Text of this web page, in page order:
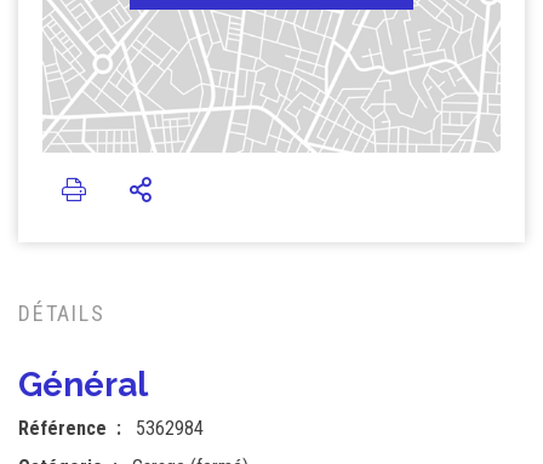
DÉTAILS
Général
Référence
5362984